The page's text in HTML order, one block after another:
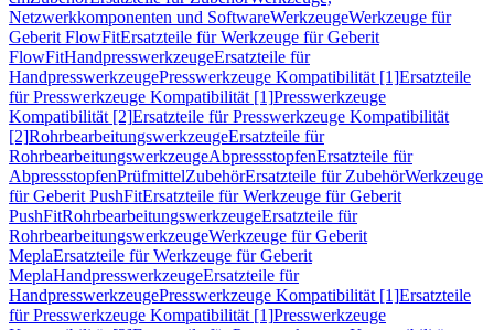
Netzwerkkomponenten und SoftwareWerkzeugeWerkzeuge für
Geberit FlowFitErsatzteile für Werkzeuge für Geberit
FlowFitHandpresswerkzeugeErsatzteile für
HandpresswerkzeugePresswerkzeuge Kompatibilität [1]Ersatzteile
für Presswerkzeuge Kompatibilität [1]Presswerkzeuge
Kompatibilität [2]Ersatzteile für Presswerkzeuge Kompatibilität
[2]RohrbearbeitungswerkzeugeErsatzteile für
RohrbearbeitungswerkzeugeAbpressstopfenErsatzteile für
AbpressstopfenPrüfmittelZubehörErsatzteile für ZubehörWerkzeuge
für Geberit PushFitErsatzteile für Werkzeuge für Geberit
PushFitRohrbearbeitungswerkzeugeErsatzteile für
RohrbearbeitungswerkzeugeWerkzeuge für Geberit
MeplaErsatzteile für Werkzeuge für Geberit
MeplaHandpresswerkzeugeErsatzteile für
HandpresswerkzeugePresswerkzeuge Kompatibilität [1]Ersatzteile
für Presswerkzeuge Kompatibilität [1]Presswerkzeuge